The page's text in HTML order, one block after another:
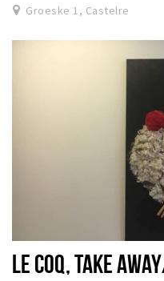
Groeske 1, Castelre
LE COQ, TAKE